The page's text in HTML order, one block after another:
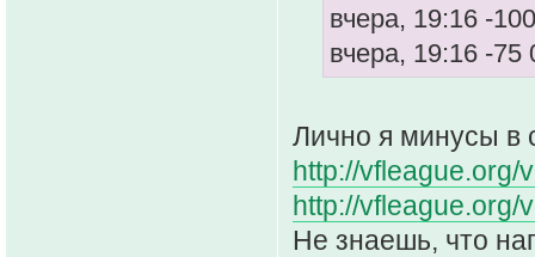
вчера, 19:16 -
вчера, 19:16 -
Лично я минусы в
http://vfleague.org/
http://vfleague.org/
Не знаешь, что